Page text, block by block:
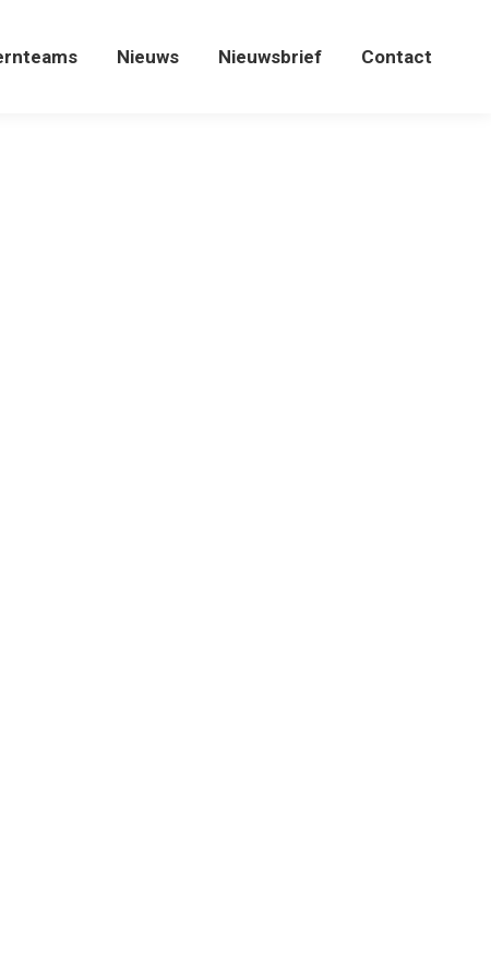
Nieuws Nieuwsbrief Contact
Nieuws Nieuwsbrief Contact